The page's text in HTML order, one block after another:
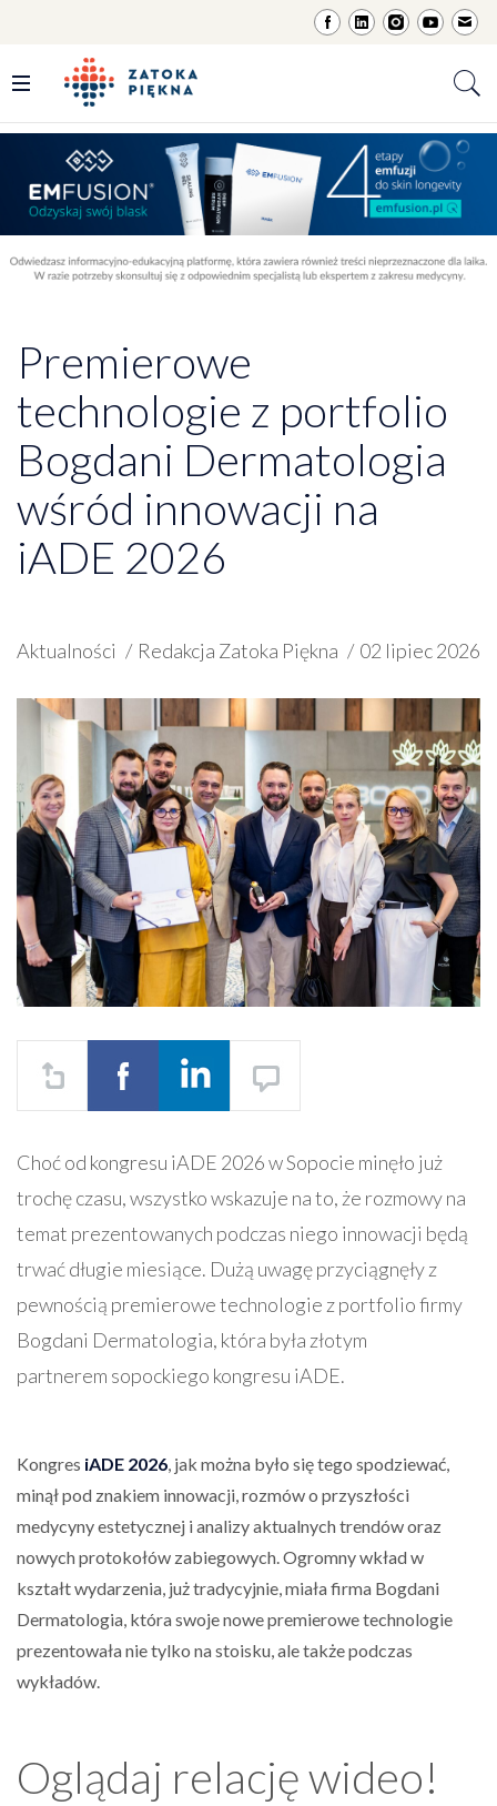
Premierowe
technologie z portfolio
Bogdani Dermatologia
wśród innowacji na
iADE 2026
Aktualności Redakcja Zatoka Piękna 02 lipiec 2026
Choć od kongresu iADE 2026 w Sopocie minęło już
trochę czasu, wszystko wskazuje na to, że rozmowy na
temat prezentowanych podczas niego innowacji będą
trwać długie miesiące. Dużą uwagę przyciągnęły z
pewnością premierowe technologie z portfolio firmy
Bogdani Dermatologia, która była złotym
partnerem sopockiego kongresu iADE.
Kongres iADE 2026, jak można było się tego spodziewać,
minął pod znakiem innowacji, rozmów o przyszłości
medycyny estetycznej i analizy aktualnych trendów oraz
nowych protokołów zabiegowych. Ogromny wkład w
kształt wydarzenia, już tradycyjnie, miała firma Bogdani
Dermatologia, która swoje nowe premierowe technologie
prezentowała nie tylko na stoisku, ale także podczas
wykładów.
Oglądaj relację wideo!